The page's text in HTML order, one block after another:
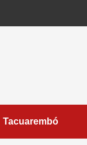
Tacuarembó